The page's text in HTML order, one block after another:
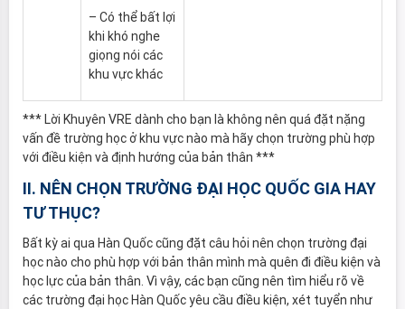
– Có thể bất lợi
khi khó nghe
giọng nói các
khu vực khác
*** Lời Khuyên VRE dành cho bạn là không nên quá đặt nặng
vấn đề trường học ở khu vực nào mà hãy chọn trường phù hợp
với điều kiện và định hướng của bản thân ***
II. NÊN CHỌN TRƯỜNG ĐẠI HỌC QUỐC GIA HAY
TƯ THỤC?
Bất kỳ ai qua Hàn Quốc cũng đặt câu hỏi nên chọn trường đại
học nào cho phù hợp với bản thân mình mà quên đi điều kiện và
học lực của bản thân. Vì vậy, các bạn cũng nên tìm hiểu rõ về
các trường đại học Hàn Quốc yêu cầu điều kiện, xét tuyển như